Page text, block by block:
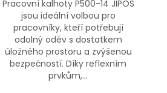
Pracovní kalhoty P500-14 JIPOS
jsou ideální volbou pro
pracovníky, kteří potřebují
odolný oděv s dostatkem
úložného prostoru a zvýšenou
bezpečností. Díky reflexním
prvkům,...